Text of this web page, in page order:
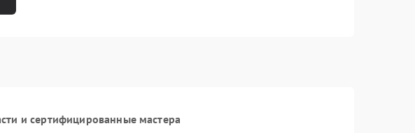
и сертифицированные мастера